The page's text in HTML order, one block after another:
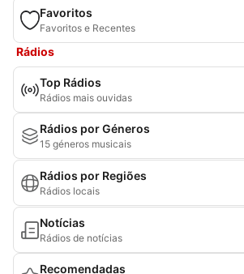
Favoritos
Favoritos e Recentes
Rádios
Top Rádios
Rádios mais ouvidas
Rádios por Géneros
15 géneros musicais
Rádios por Regiões
Rádios locais
Notícias
Rádios de notícias
Recomendadas